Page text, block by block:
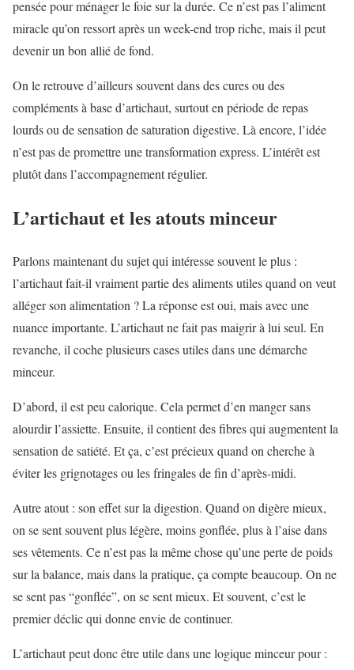
pensée pour ménager le foie sur la durée. Ce n’est pas l’aliment
miracle qu’on ressort après un week-end trop riche, mais il peut
devenir un bon allié de fond.
On le retrouve d’ailleurs souvent dans des cures ou des
compléments à base d’artichaut, surtout en période de repas
lourds ou de sensation de saturation digestive. Là encore, l’idée
n’est pas de promettre une transformation express. L’intérêt est
plutôt dans l’accompagnement régulier.
L’artichaut et les atouts minceur
Parlons maintenant du sujet qui intéresse souvent le plus :
l’artichaut fait-il vraiment partie des aliments utiles quand on veut
alléger son alimentation ? La réponse est oui, mais avec une
nuance importante. L’artichaut ne fait pas maigrir à lui seul. En
revanche, il coche plusieurs cases utiles dans une démarche
minceur.
D’abord, il est peu calorique. Cela permet d’en manger sans
alourdir l’assiette. Ensuite, il contient des fibres qui augmentent la
sensation de satiété. Et ça, c’est précieux quand on cherche à
éviter les grignotages ou les fringales de fin d’après-midi.
Autre atout : son effet sur la digestion. Quand on digère mieux,
on se sent souvent plus légère, moins gonflée, plus à l’aise dans
ses vêtements. Ce n’est pas la même chose qu’une perte de poids
sur la balance, mais dans la pratique, ça compte beaucoup. On ne
se sent pas “gonflée”, on se sent mieux. Et souvent, c’est le
premier déclic qui donne envie de continuer.
L’artichaut peut donc être utile dans une logique minceur pour :